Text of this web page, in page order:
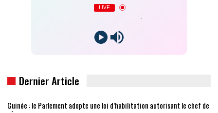
LIVE
Dernier Article
Guinée : le Parlement adopte une loi d’habilitation autorisant le chef de